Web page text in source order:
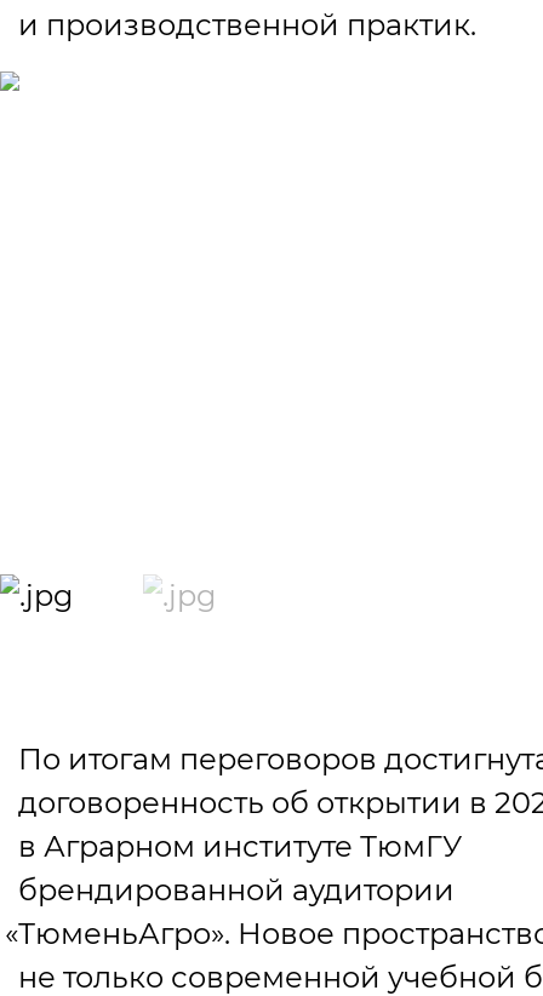
и производственной практик.
По итогам переговоров
договоренность об открытии в
в Аграрном институте ТюмГУ
брендированной аудитории
«ТюменьАгро». Новое
не только современной учебной